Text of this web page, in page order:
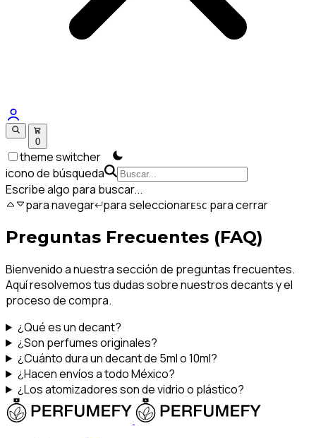
0
theme switcher
icono de búsqueda
Escribe algo para buscar...
para navegar para seleccionarESC para cerrar
Preguntas Frecuentes (FAQ)
Bienvenido a nuestra sección de preguntas frecuentes.
Aquí resolvemos tus dudas sobre nuestros decants y el
proceso de compra.
¿Qué es un decant?
¿Son perfumes originales?
¿Cuánto dura un decant de 5ml o 10ml?
¿Hacen envíos a todo México?
¿Los atomizadores son de vidrio o plástico?